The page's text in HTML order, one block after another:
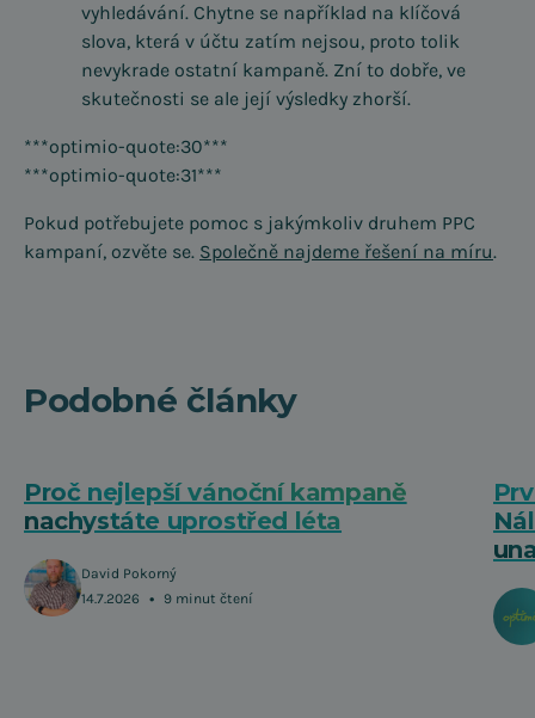
vyhledávání. Chytne se například na klíčová
slova, která v účtu zatím nejsou, proto tolik
nevykrade ostatní kampaně. Zní to dobře, ve
skutečnosti se ale její výsledky zhorší.
***optimio-quote:30***
***optimio-quote:31***
Pokud potřebujete pomoc s jakýmkoliv druhem PPC
kampaní, ozvěte se. Společně najdeme řešení na míru.
Podobné články
Proč nejlepší vánoční kampaně
nachystáte uprostřed léta
David Pokorný
14.7.2026
• 9 minut čtení